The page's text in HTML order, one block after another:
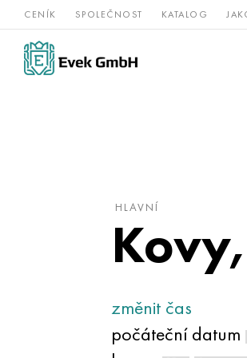
CENÍK SPOLEČNOST KATALOG
Slitiny
niklu
HLAVNÍ
změnit čas
počáteční datum